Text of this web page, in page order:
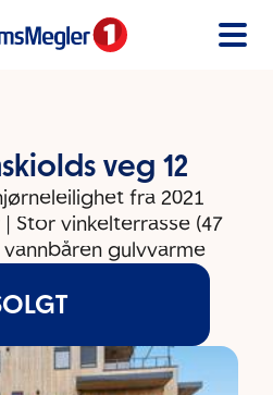
veg 12
fra 2021
Stor vinkelterrasse (47
gulvvarme